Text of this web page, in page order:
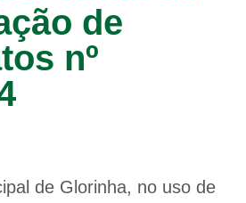
de
nº
de Glorinha, no uso de